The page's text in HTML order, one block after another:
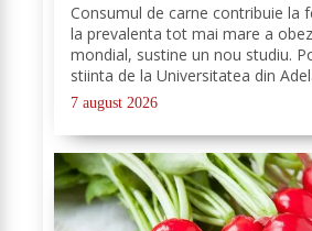
Consumul de carne contribuie la
la prevalenta tot mai mare a
mondial, sustine un nou studiu.
stiinta de la Universitatea din
carbohidratii ne pot oferi
satisface cererile...
7 august 2026